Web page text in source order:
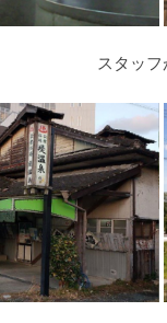
スタッ